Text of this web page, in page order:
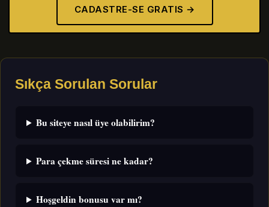
CADASTRE-SE GRATIS →
Sıkça Sorulan Sorular
Bu siteye nasıl üye olabilirim?
Para çekme süresi ne kadar?
Hoşgeldin bonusu var mı?